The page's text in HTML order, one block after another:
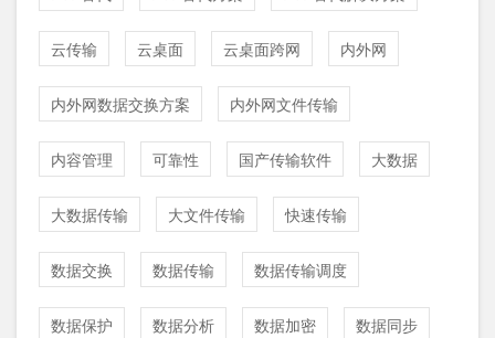
云传输 云桌面 云桌面跨网 内外网
内外网数据交换方案 内外网文件传输
内容管理 可靠性 国产传输软件 大数据
大数据传输 大文件传输 快速传输
数据交换 数据传输 数据传输调度
数据保护 数据分析 数据加密 数据同步